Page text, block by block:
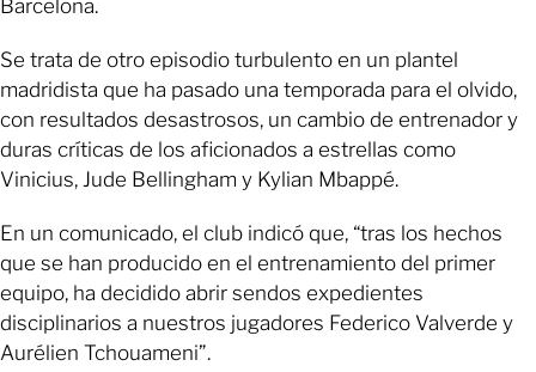
Barcelona.
Se trata de otro episodio turbulento en un plantel
madridista que ha pasado una temporada para el olvido,
con resultados desastrosos, un cambio de entrenador y
duras críticas de los aficionados a estrellas como
Vinicius, Jude Bellingham y Kylian Mbappé.
En un comunicado, el club indicó que, “tras los hechos
que se han producido en el entrenamiento del primer
equipo, ha decidido abrir sendos expedientes
disciplinarios a nuestros jugadores Federico Valverde y
Aurélien Tchouameni”.